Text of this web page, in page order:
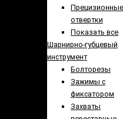
Прецизионные
отвертки
Показать все
Шарнирно-губцевый
инструмент
Болторезы
Зажимы с
фиксатором
Захваты